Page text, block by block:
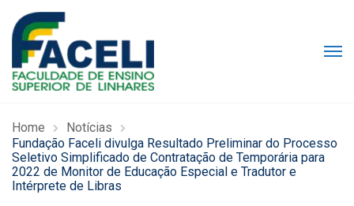
Home
Notícias
Fundação Faceli divulga Resultado Preliminar do Processo
Seletivo Simplificado de Contratação de Temporária para
2022 de Monitor de Educação Especial e Tradutor e
Intérprete de Libras